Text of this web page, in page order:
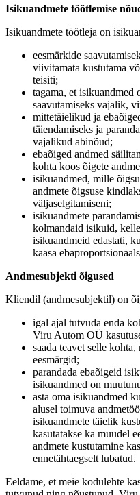
Isikuandmete töötlemise
Isikuandmete töötleja on
eesmärkide
viivitamata kustutama
teisiti;
tagama, et isikuandmed
saavutamiseks vajalik,
mittetäielikud ja
täiendamiseks ja
vajalikud abinõud;
ebaõiged andmed
kohta koos õigete
isikuandmed, mille
andmete õigsuse
väljaselgitamiseni;
isikuandmete
kolmandaid isikuid,
isikuandmeid edastati,
kaasa
Andmesubjekti õigused
Kliendil (andmesubjektil) on
igal ajal tutvuda enda
Viru Autom OÜ
saada teavet selle
eesmärgid;
parandada ebaõigeid
isikuandmed on
asta oma isikuandmed
alusel toimuva
isikuandmete täielik
kasutatakse ka muudel
andmete kustutamine
ennetähtaegselt lubatud.
Eeldame, et meie kodulehte